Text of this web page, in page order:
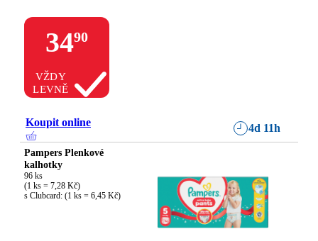
3490
VŽDY
LEVNĚ
Koupit online 4d 11h
Pampers Plenkové
kalhotky
96 ks
(1 ks = 7,28 Kč)
s Clubcard: (1 ks = 6,45 Kč)